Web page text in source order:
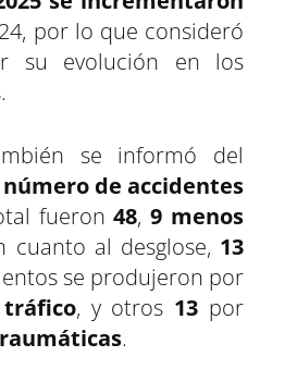
por lo que consideró
su evolución en los
se informó del
de accidentes
fueron48,9 menos
cuanto al desglose, 13
se produjeron por
, y otros 13 por
.